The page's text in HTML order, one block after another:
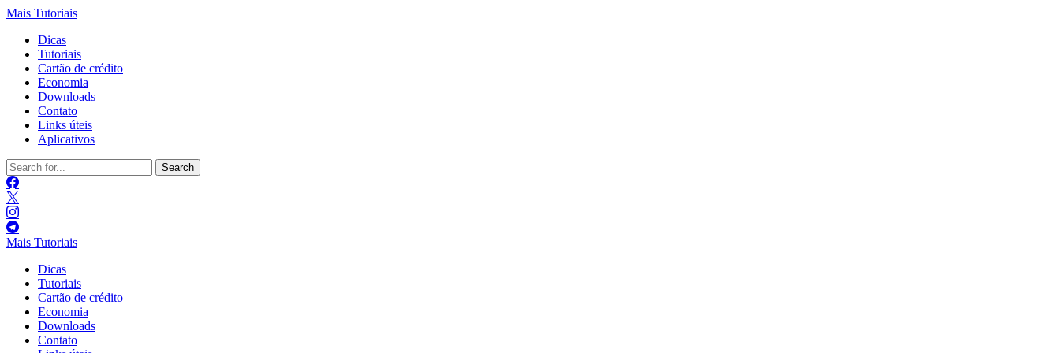
Mais Tutoriais
Dicas
Tutoriais
Cartão de crédito
Economia
Downloads
Contato
Links úteis
Aplicativos
Search
for:
Mais Tutoriais
Dicas
Tutoriais
Cartão de crédito
Economia
Downloads
Contato